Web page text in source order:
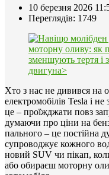
10 березня 2026
Переглядів: 1749
Хто з нас не дивився на
електромобілів Tesla і
це – проїжджати повз
думаючи про ціни на
пального – це постійна
супроводжує кожного
новий SUV чи пікап,
або обираєш моторну